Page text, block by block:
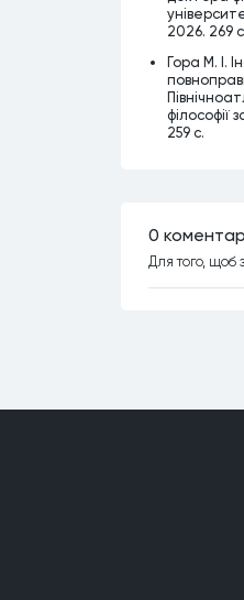
2026. 269
Гора М. І.
філософії
259 с.
0
Для того,